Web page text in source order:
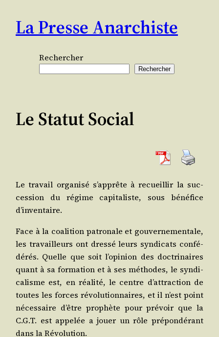
contenu
La Presse Anarchiste
Rechercher
Rechercher
Le Statut Social
Le tra­vail orga­ni­sé s’apprête à recueillir la suc­
ces­sion du régime capi­ta­liste, sous béné­fice
d’inventaire.
Face à la coa­li­tion patro­nale et gou­ver­ne­men­tale,
les tra­vailleurs ont dres­sé leurs syn­di­cats confé­
dé­rés. Quelle que soit l’opinion des doc­tri­naires
quant à sa for­ma­tion et à ses méthodes, le syn­di­
ca­lisme est, en réa­li­té, le centre d’attraction de
toutes les forces révo­lu­tion­naires, et il n’est point
néces­saire d’être pro­phète pour pré­voir que la
C.G.T. est appe­lée a jouer un rôle pré­pon­dé­rant
dans la Révolution.